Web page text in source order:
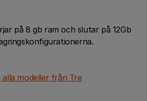
på 8 gb ram och slutar på 12Gb
modeller från Tre